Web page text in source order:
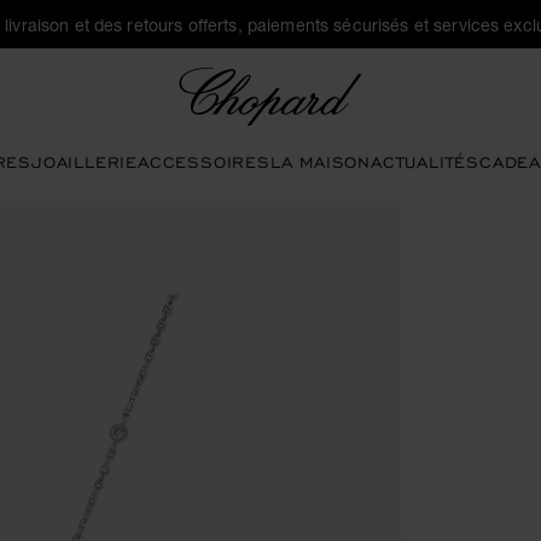
livraison et des retours offerts, paiements sécurisés et services
JOAILLERIEACCESSOIRESLA MAISONACTUALITÉS